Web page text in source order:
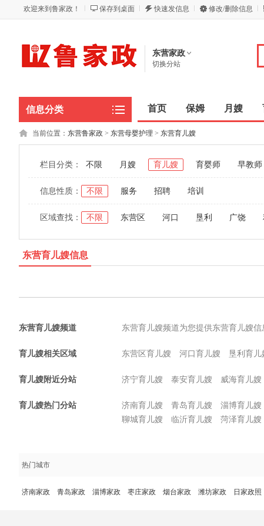
欢迎来到鲁家政！ 保存到桌面 快速发信息 修改/删除信息
东营家政
切换分站
信息分类 首页 保姆 月嫂
当前位置： 东营鲁家政 > 东营母婴护理 > 东营育儿嫂
栏目分类： 不限 月嫂 育儿嫂 育婴师 早教师
信息性质： 不限 服务 招聘 培训
区域查找： 不限 东营区 河口 垦利 广饶
东营育儿嫂信息
东营育儿嫂频道 东营育儿嫂频道为您提供东营育儿嫂
育儿嫂相关区域 东营区育儿嫂 河口育儿嫂 垦利育儿
育儿嫂附近分站 济宁育儿嫂 泰安育儿嫂 威海育儿嫂
育儿嫂热门分站 济南育儿嫂 青岛育儿嫂 淄博育儿嫂
聊城育儿嫂
临沂育儿嫂 菏泽育儿嫂
热门城市
济南家政 青岛家政 淄博家政 枣庄家政 烟台家政 潍坊家政 日家政照